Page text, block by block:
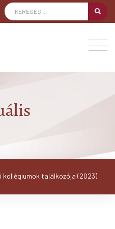
kollégiumok találkozója (2023)